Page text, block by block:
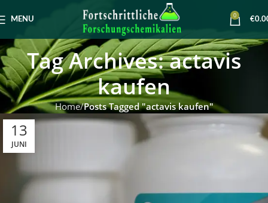
MENU
0
€
Tag Archives: actavis
kaufen
Home Posts Tagged "actavis kaufen"
13
JUNI